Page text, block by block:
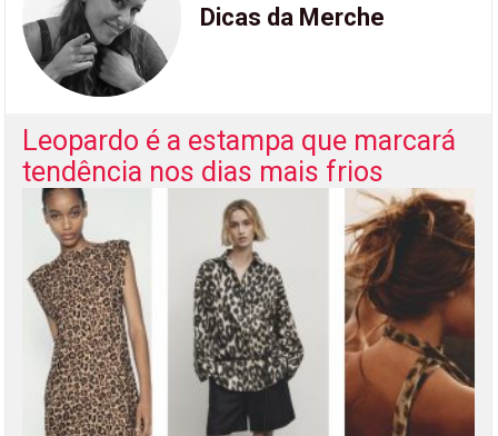
Dicas da Merche
Leopardo é a estampa que marcará
tendência nos dias mais frios